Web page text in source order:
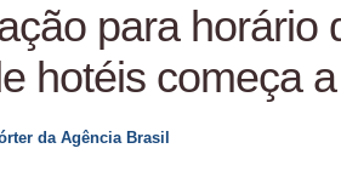
para horário
hotéis começa
da Agência Brasil